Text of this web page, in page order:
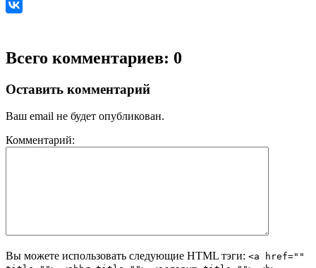
Всего комментариев: 0
Оставить комментарий
Ваш email не будет опубликован.
Комментарий:
Вы можете использовать следующие HTML тэги: <a href=""